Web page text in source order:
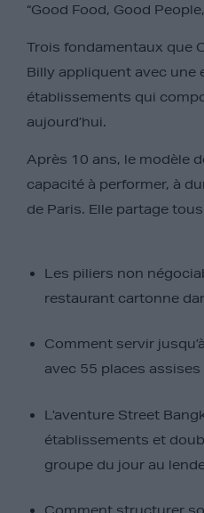
“Good Food, Good
Trois fondamentaux que
Billy appliquent avec une
établissements qui
aujourd’hui.
Après 10 ans, le modèle
capacité à performer, à
de Paris. Elle partage
Les piliers non
restaurant cartonne
Comment servir
avec 55 places assises
L’aventure Street
établissements et
groupe du jour au